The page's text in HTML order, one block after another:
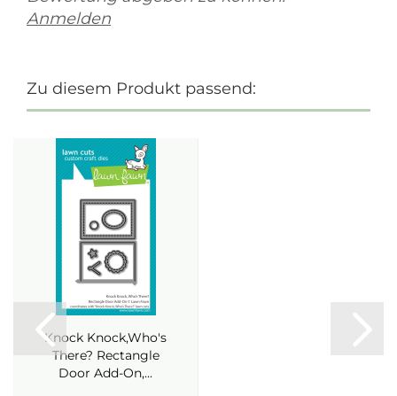
Anmelden
Zu diesem Produkt passend:
Knock Knock,Who's
There? Rectangle
Door Add-On,...